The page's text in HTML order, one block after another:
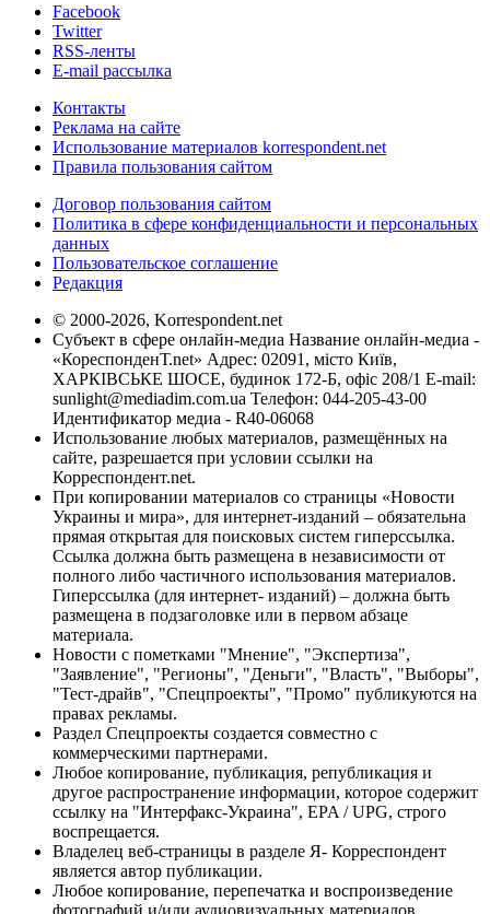
Facebook
Twitter
RSS-ленты
E-mail рассылка
Контакты
Реклама на сайте
Использование материалов korrespondent.net
Правила пользования сайтом
Договор пользования сайтом
Политика в сфере конфиденциальности и персональных
данных
Пользовательское соглашение
Редакция
© 2000-2026, Korrespondent.net
Субъект в сфере онлайн-медиа Название онлайн-медиа -
«КореспонденТ.net» Адрес: 02091, місто Київ,
ХАРКІВСЬКЕ ШОСЕ, будинок 172-Б, офіс 208/1 E-mail:
sunlight@mediadim.com.ua Телефон: 044-205-43-00
Идентификатор медиа - R40-06068
Использование любых материалов, размещённых на
сайте, разрешается при условии ссылки на
Корреспондент.net.
При копировании материалов со страницы «Новости
Украины и мира», для интернет-изданий – обязательна
прямая открытая для поисковых систем гиперссылка.
Ссылка должна быть размещена в независимости от
полного либо частичного использования материалов.
Гиперссылка (для интернет- изданий) – должна быть
размещена в подзаголовке или в первом абзаце
материала.
Новости с пометками "Мнение", "Экспертиза",
"Заявление", "Регионы", "Деньги", "Власть", "Выборы",
"Тест-драйв", "Спецпроекты", "Промо" публикуются на
правах рекламы.
Раздел Спецпроекты создается совместно с
коммерческими партнерами.
Любое копирование, публикация, републикация и
другое распространение информации, которое содержит
ссылку на "Интерфакс-Украина", EPA / UPG, строго
воспрещается.
Владелец веб-страницы в разделе Я- Корреспондент
является автор публикации.
Любое копирование, перепечатка и воспроизведение
фотографий и/или аудиовизуальных материалов,